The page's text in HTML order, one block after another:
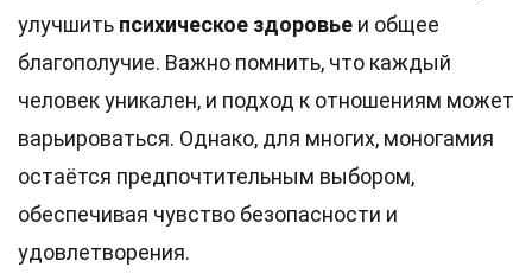
улучшить психическое здоровье и общее
благополучие. Важно помнить, что каждый
человек уникален, и подход к отношениям может
варьироваться. Однако, для многих, моногамия
остаётся предпочтительным выбором,
обеспечивая чувство безопасности и
удовлетворения.